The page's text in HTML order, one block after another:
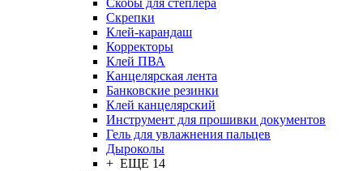
Скобы для степлера
Скрепки
Клей-карандаш
Корректоры
Клей ПВА
Канцелярская лента
Банковские резинки
Клей канцелярский
Инструмент для прошивки документов
Гель для увлажнения пальцев
Дыроколы
+ ЕЩЕ 14